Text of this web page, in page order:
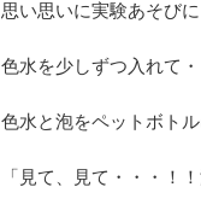
思い思いに実験あそびに
色水を少しずつ入れて・
色水と泡をペットボトル
「見て、見て・・・！